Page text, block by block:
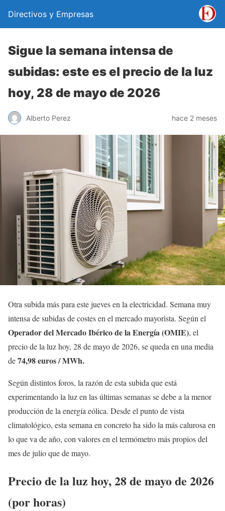
Directivos y Empresas
Sigue la semana intensa de
subidas: este es el precio de la luz
hoy, 28 de mayo de 2026
Alberto Perez hace 2 meses
Otra subida más para este jueves en la electricidad. Semana muy
intensa de subidas de costes en el mercado mayorista. Según el
Operador del Mercado Ibérico de la Energía (OMIE), el
precio de la luz hoy, 28 de mayo de 2026, se queda en una media
de74,98 euros / MWh.
Según distintos foros, la razón de esta subida que está
experimentando la luz en las últimas semanas se debe a la menor
producción de la energía eólica. Desde el punto de vista
climatológico, esta semana en concreto ha sido la más calurosa en
lo que va de año, con valores en el termómetro más propios del
mes de julio que de mayo.
Precio de la luz hoy, 28 de mayo de 2026
(por horas)